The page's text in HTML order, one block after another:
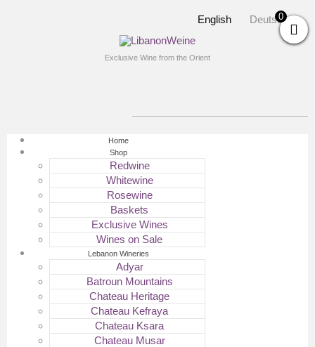
English Deutsch
Exclusive Wine from the Orient
Home
Shop
Redwine
Whitewine
Rosewine
Baskets
Exclusive Wines
Wines on Sale
Lebanon Wineries
Adyar
Batroun Mountains
Chateau Heritage
Chateau Kefraya
Chateau Ksara
Chateau Musar
0